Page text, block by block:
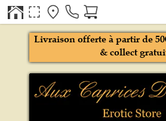
Livraison offerte à partir de
& collect